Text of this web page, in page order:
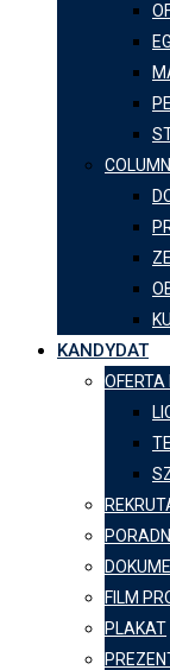
KANDYDAT
FILM
PLAKAT